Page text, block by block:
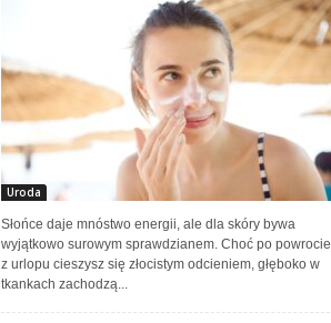
Uroda
Słońce daje mnóstwo energii, ale dla skóry bywa
wyjątkowo surowym sprawdzianem. Choć po powrocie
z urlopu cieszysz się złocistym odcieniem, głęboko w
tkankach zachodzą...